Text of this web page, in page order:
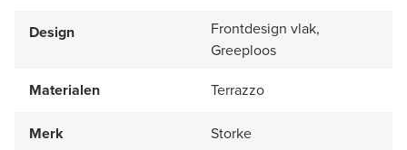
Design
Frontdesign vlak,
Greeploos
Materialen
Terrazzo
Merk Storke